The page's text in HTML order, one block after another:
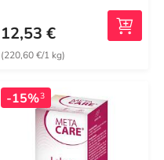
12,53 €
(220,60 €/1 kg)
-15%3